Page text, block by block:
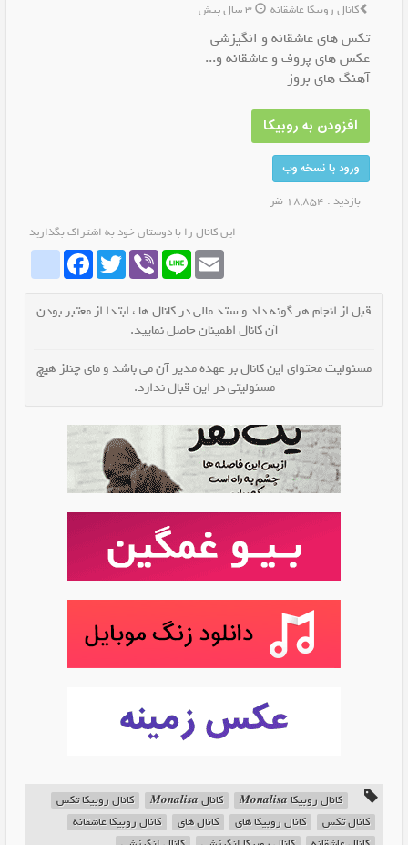
کانال روبیکا عاشقانه 3 سال پیش
تکس های عاشقانه و انگیزشی
عکس های پروف و عاشقانه و...
آهنگ های بروز
افزودن به روبیکا
ورود با نسخه وب
بازدید : 18,854 نفر
این کانال را با دوستان خود به اشتراک بگذارید
whatrubikaFacebookTwitter Viber Line Email
قبل از انجام هر گونه داد و ستد مالی در کانال ها ، ابتدا از معتبر بودن
آن کانال اطمینان حاصل نمایید.
مسئولیت محتوای این کانال بر عهده مدیر آن می باشد و مای چنلز هیچ
مسئولیتی در این قبال ندارد.
کانال روبیکا 𝑴𝒐𝒏𝒂𝒍𝒊𝒔𝒂 کانال 𝑴𝒐𝒏𝒂𝒍𝒊𝒔𝒂
کانال روبیکا تکس
کانال تکس
کانال روبیکا های کانال های
کانال روبیکا عاشقانه